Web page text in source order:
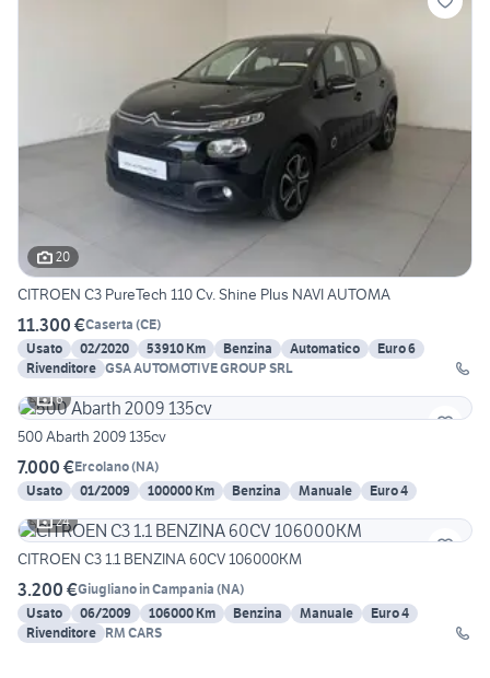
20
CITROEN C3 PureTech 110 Cv. Shine Plus NAVI AUTOMA
11.300 €Caserta (CE)
Usato
02/2020 53910 Km Benzina Automatico
Euro 6
Rivenditore GSA AUTOMOTIVE GROUP SRL
6
500 Abarth 2009 135cv
7.000 €Ercolano(NA)
Usato
01/2009 100000 Km Benzina Manuale
Euro 4
24
CITROEN C3 1.1 BENZINA 60CV 106000KM
3.200 €Giugliano in Campania (NA)
Usato
06/2009 106000 Km Benzina Manuale
Euro 4
Rivenditore RM CARS